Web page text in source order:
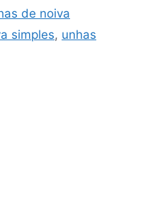
de noiva
simples, unhas